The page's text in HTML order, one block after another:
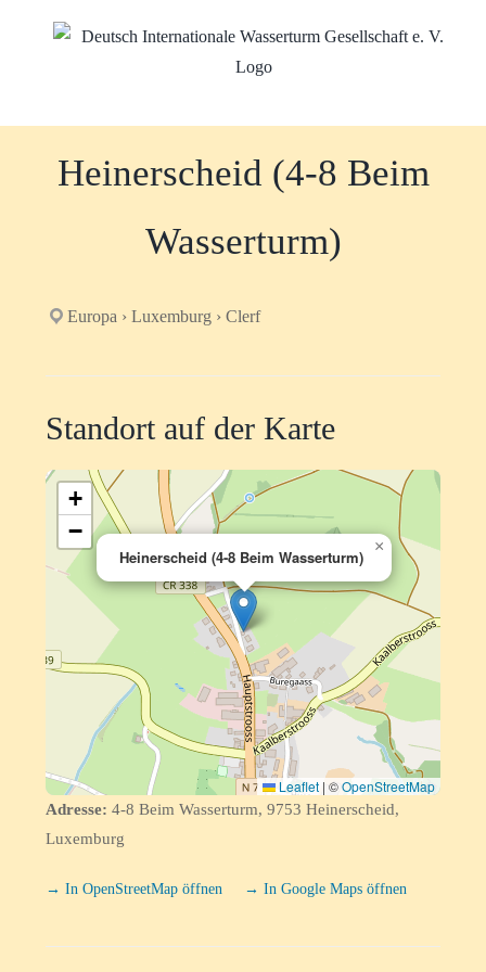
Heinerscheid (4-8 Beim
Wasserturm)
Europa › Luxemburg › Clerf
Standort auf der Karte
Heinerscheid (4-8 Beim Wasserturm)
×
+
−
Leaflet | ©OpenStreetMap
Adresse: 4-8 Beim Wasserturm, 9753 Heinerscheid,
Luxemburg
→ In OpenStreetMap öffnen → In Google Maps öffnen